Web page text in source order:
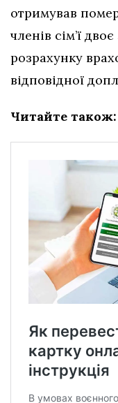
отримував
членів сім’ї
розрахунку
відповідної
Читайте також: